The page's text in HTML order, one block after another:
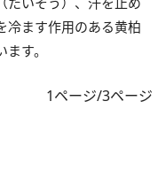
冷ます作用のある黄柏
す。
1ページ/3ページ